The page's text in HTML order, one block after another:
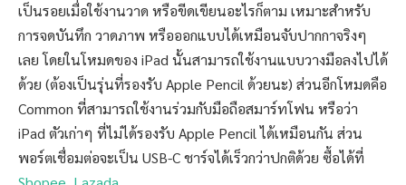
เป็นรอยเมื่อใช้งานวาด หรือขีดเขียนอะไรก็ตาม เหมาะสำหรับ
การจดบันทึก วาดภาพ หรือออกแบบได้เหมือนจับปากกาจริงๆ
เลย โดยในโหมดของ iPad นั้นสามารถใช้งานแบบวางมือลงไปได้
ด้วย (ต้องเป็นรุ่นที่รองรับ Apple Pencil ด้วยนะ) ส่วนอีกโหมดคือ
Common ที่สามารถใช้งานร่วมกับมือถือสมาร์ทโฟน หรือว่า
iPad ตัวเก่าๆ ที่ไม่ได้รองรับ Apple Pencil ได้เหมือนกัน ส่วน
พอร์ตเชื่อมต่อจะเป็น USB-C ชาร์จได้เร็วกว่าปกติด้วย ซื้อได้ที่